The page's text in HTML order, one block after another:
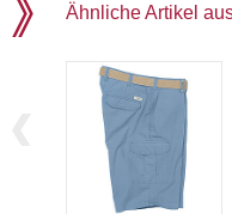
Ähnliche Artikel